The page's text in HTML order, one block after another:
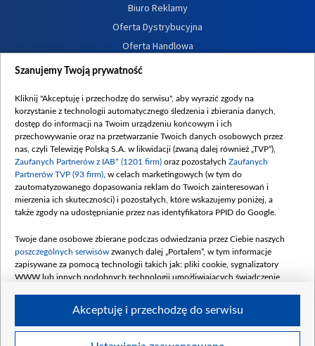
Biuro Reklamy
Oferta Dystrybucyjna
Oferta Handlowa
Dostępność
Procedura zgłoszeń wewnętrznych
Szanujemy Twoją prywatność
Kliknij "Akceptuję i przechodzę do serwisu", aby wyrazić zgody na
korzystanie z technologii automatycznego śledzenia i zbierania danych,
dostęp do informacji na Twoim urządzeniu końcowym i ich
przechowywanie oraz na przetwarzanie Twoich danych osobowych przez
nas, czyli Telewizję Polską S.A. w likwidacji (zwaną dalej również „TVP”),
Zaufanych Partnerów z IAB* (1201 firm) oraz pozostałych Zaufanych
Partnerów TVP (93 firm) , w celach marketingowych (w tym do
zautomatyzowanego dopasowania reklam do Twoich zainteresowań i
mierzenia ich skuteczności) i pozostałych, które wskazujemy poniżej, a
także zgody na udostępnianie przez nas identyfikatora PPID do Google.
Twoje dane osobowe zbierane podczas odwiedzania przez Ciebie naszych
poszczególnych serwisów zwanych dalej „Portalem”, w tym informacje
zapisywane za pomocą technologii takich jak: pliki cookie, sygnalizatory
WWW lub innych podobnych technologii umożliwiających świadczenie
Twoje dane osobowe zbierane podczas odwiedzania przez Ciebie
Akceptuję i przechodzę do serwisu